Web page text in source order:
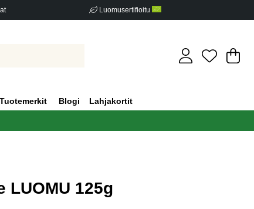
Luomusertifioitu
.
Tuotemerkit Blogi Lahjakortit
LUOMU 125g
määrä 0